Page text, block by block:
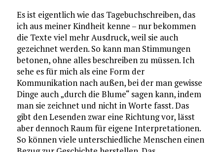
Es ist eigentlich wie das Tagebuchschreiben, das
ich aus meiner Kindheit kenne – nur bekommen
die Texte viel mehr Ausdruck, weil sie auch
gezeichnet werden. So kann man Stimmungen
betonen, ohne alles beschreiben zu müssen. Ich
sehe es für mich als eine Form der
Kommunikation nach außen, bei der man gewisse
Dinge auch „durch die Blume“ sagen kann, indem
man sie zeichnet und nicht in Worte fasst. Das
gibt den Lesenden zwar eine Richtung vor, lässt
aber dennoch Raum für eigene Interpretationen.
So können viele unterschiedliche Menschen einen